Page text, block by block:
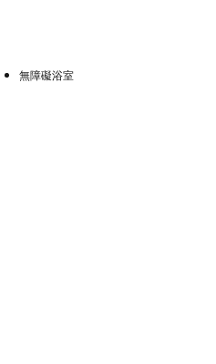
無障礙浴室